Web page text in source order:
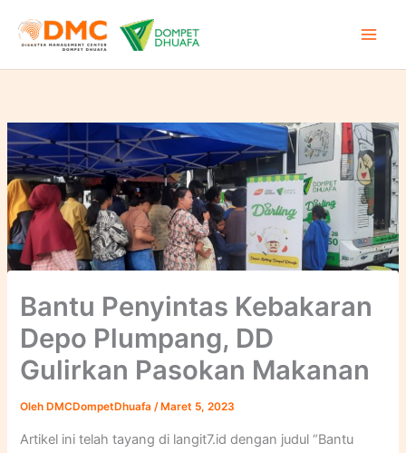
Bantu Penyintas Kebakaran
Depo Plumpang, DD
Gulirkan Pasokan Makanan
Oleh DMCDompetDhuafa/ Maret 5, 2023
Artikel ini telah tayang di langit7.id dengan judul “Bantu